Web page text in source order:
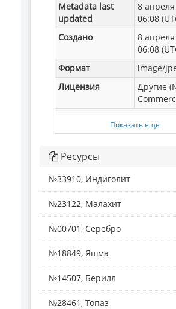
Metadata last
updated
8 апреля
06:08
Создано
8 апреля
06:08
Формат
image/
Лицензия
Другие
Показать еще
Ресурсы
№33910, Индиголит
№23122, Малахит
№00701, Серебро
№18849, Яшма
№14507, Берилл
№28461, Топаз